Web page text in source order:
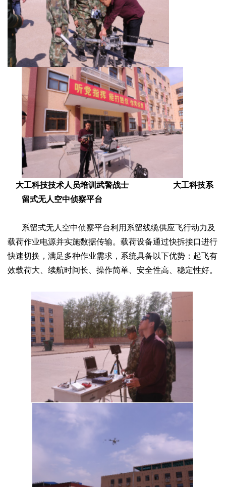
大工科技技术人员培训武警战士
大工科技系
留式无人空中侦察平台
系留式无人空中侦察平台利用系留线缆供应飞行动力及
载荷作业电源并实施数据传输。载荷设备通过快拆接口进行
快速切换，满足多种作业需求，系统具备以下优势：起飞有
效载荷大、续航时间长、操作简单、安全性高、稳定性好。